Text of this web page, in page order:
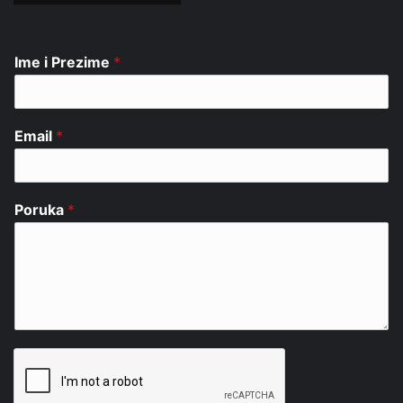
Ime i Prezime *
Email *
Poruka *